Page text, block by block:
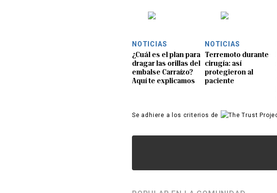
NOTICIAS
¿Cuál es el plan para
dragar las orillas del
embalse Carraízo?
Aquí te explicamos
NOTICIAS
Terremoto durante
cirugía: así
protegieron al
paciente
Se adhiere a los criterios de